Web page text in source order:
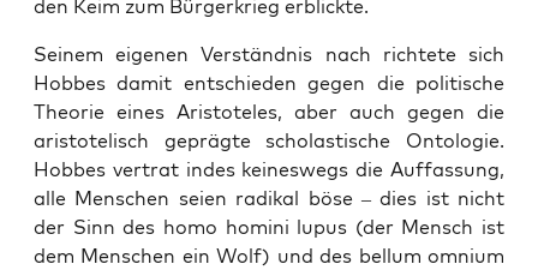
den Keim zum Bürg­erkrieg erblick­te.
Seinem eige­nen Ver­ständ­nis nach richtete sich
Hobbes damit entsch­ieden gegen die poli­tis­che
The­o­rie eines Aris­tote­les, aber auch gegen die
aris­totelisch geprägte scholastis­che Ontolo­gie.
Hobbes ver­trat indes keineswegs die Auf­fas­sung,
alle Men­schen seien radikal böse – dies ist nicht
der Sinn des homo homi­ni lupus (der Men­sch ist
dem Men­schen ein Wolf) und des bel­lum omni­um